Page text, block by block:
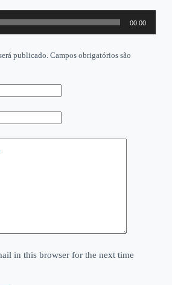
00:00
publicado. Campos obrigatórios são
in this browser for the next time